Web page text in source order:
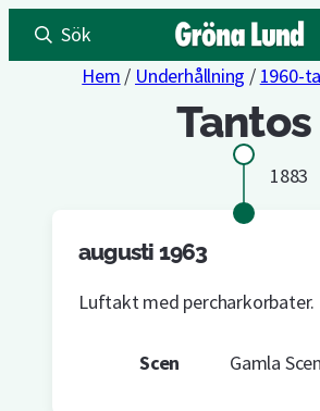
Sök
Hem / Underhållning / 1960-
Tantos
1883
augusti 1963
Luftakt med percharkorbater.
Scen Gamla Scen